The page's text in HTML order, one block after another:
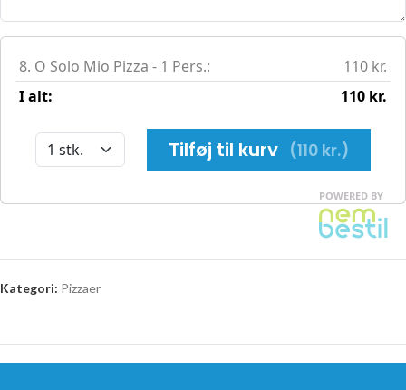
Kategori: Pizzaer